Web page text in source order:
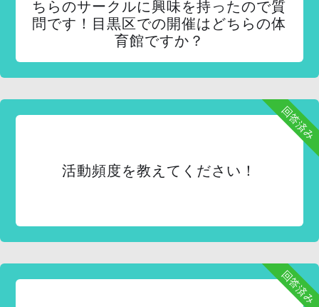
ちらのサークルに興味を持ったので質
問です！目黒区での開催はどちらの体
育館ですか？
回答済み
活動頻度を教えてください！
回答済み